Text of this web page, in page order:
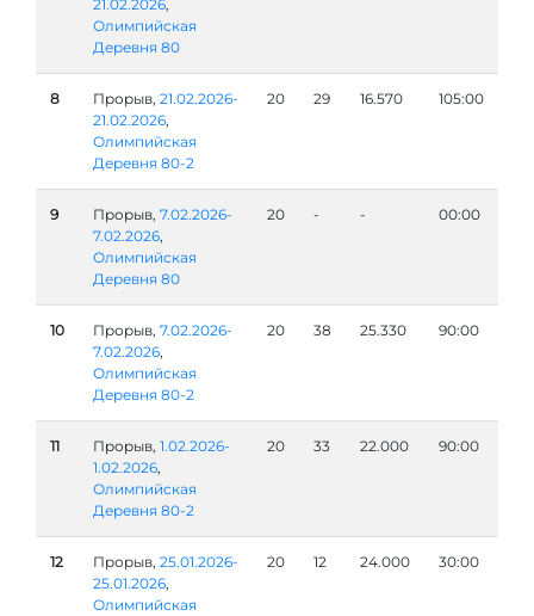
21.02.2026,
Олимпийская
Деревня 80
8 Прорыв, 21.02.2026-
21.02.2026,
Олимпийская
Деревня 80-2
20 29 16.570 105:00
9 Прорыв, 7.02.2026-
7.02.2026,
Олимпийская
Деревня 80
20 - - 00:00
10 Прорыв, 7.02.2026-
7.02.2026,
Олимпийская
Деревня 80-2
20 38 25.330 90:00
11 Прорыв, 1.02.2026-
1.02.2026,
Олимпийская
Деревня 80-2
20 33 22.000 90:00
12 Прорыв, 25.01.2026-
25.01.2026,
Олимпийская
20 12 24.000 30:00